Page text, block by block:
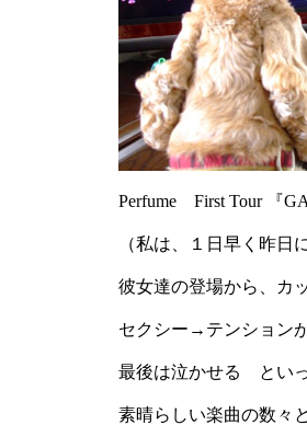
Perfume First Tour 『
（私は、１日早く昨日
彼女達の登場から、
セクシー→テンション
最後は泣かせる といっ
素晴らしい楽曲の数々